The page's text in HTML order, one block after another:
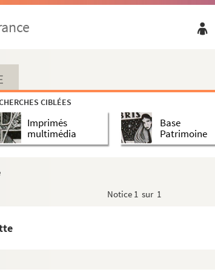
CIBLÉES
Imprimés
multimédia
Base
Patrimoine
Notice 1 sur 1